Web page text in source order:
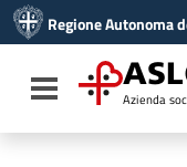
Vai al menu di
Vai al footer
Regione Autonoma
Toggle navigation
ASL
Azienda